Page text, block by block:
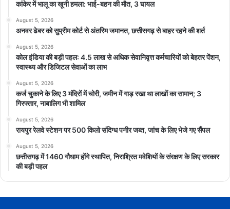
कांकेर में भालू का खूनी हमला: भाई-बहन की मौत, 3 घायल
August 5, 2026
अनवर ढेबर को सुप्रीम कोर्ट से अंतरिम जमानत, छत्तीसगढ़ से बाहर रहने की शर्त
August 5, 2026
कोल इंडिया की बड़ी पहल: 4.5 लाख से अधिक सेवानिवृत्त कर्मचारियों को बेहतर पेंशन,
स्वास्थ्य और डिजिटल सेवाओं का लाभ
August 5, 2026
कर्ज चुकाने के लिए 3 मंदिरों में चोरी, जमीन में गाड़ रखा था लाखों का सामान; 3
गिरफ्तार, नाबालिग भी शामिल
August 5, 2026
रायपुर रेलवे स्टेशन पर 500 किलो संदिग्ध पनीर जब्त, जांच के लिए भेजे गए सैंपल
August 5, 2026
छत्तीसगढ़ में 1460 गौधाम होंगे स्थापित, निराश्रित मवेशियों के संरक्षण के लिए सरकार
की बड़ी पहल